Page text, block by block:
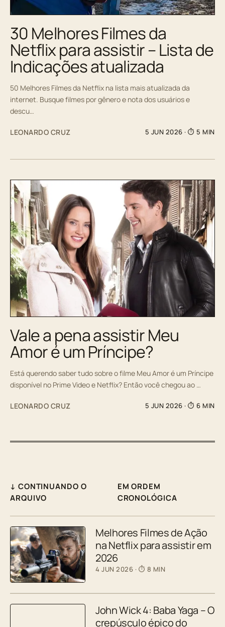
30 Melhores Filmes da
Netflix para assistir – Lista de
Indicações atualizada
50 Melhores Filmes da Netflix na lista mais atualizada da
internet. Busque filmes por gênero e nota dos usuários e
descu…
LEONARDO CRUZ 5 JUN 2026 · ⏱ 5 MIN
Vale a pena assistir Meu
Amor é um Príncipe?
Está querendo saber tudo sobre o filme Meu Amor é um Príncipe
disponível no Prime Video e Netflix? Então você chegou ao …
LEONARDO CRUZ 5 JUN 2026 · ⏱ 6 MIN
↓ CONTINUANDO O
ARQUIVO
EM ORDEM
CRONOLÓGICA
Melhores Filmes de Ação
na Netflix para assistir em
2026
4 JUN 2026 · ⏱ 8 MIN
John Wick 4: Baba Yaga – O
crepúsculo épico do